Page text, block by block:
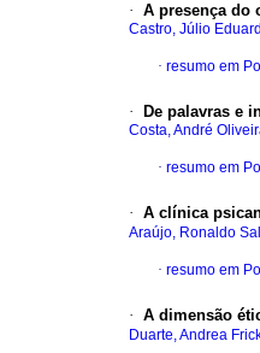
· A presença do
Castro, Júlio
· resumo em
· De palavras e
Costa, André
· resumo em
· A clínica
Araújo, Ronaldo
· resumo em
· A dimensão
Duarte, Andrea